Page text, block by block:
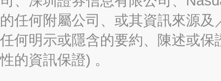
的任何附屬公司、或其資訊來源
任何明示或隱含的要約、陳述或
性的資訊保證) 。